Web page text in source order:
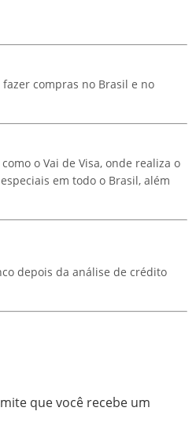
compras no Brasil e no
o Vai de Visa, onde realiza o
em todo o Brasil, além
depois da análise de crédito
que você recebe um